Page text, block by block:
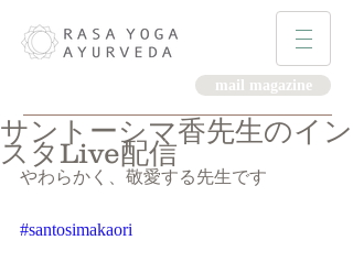
mail magazine
サントーシマ香先生のイン
スタLive配信
やわらかく、敬愛する先生です
#santosimakaori